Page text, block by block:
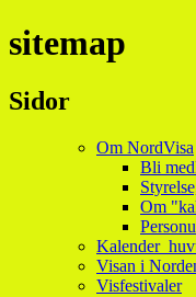
sitemap
Sidor
Om NordVisa
Bli
Om
Visan i
Visfestivaler